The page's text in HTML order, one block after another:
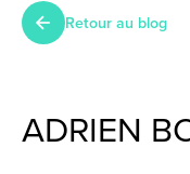
Retour au blog
ADRIEN